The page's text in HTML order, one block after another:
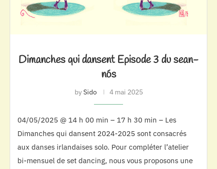
Dimanches qui dansent Episode 3 du sean-
nós
bySido 4 mai 2025
04/05/2025 @ 14 h 00 min – 17 h 30 min – Les
Dimanches qui dansent 2024-2025 sont consacrés
aux danses irlandaises solo. Pour compléter l’atelier
bi-mensuel de set dancing, nous vous proposons une